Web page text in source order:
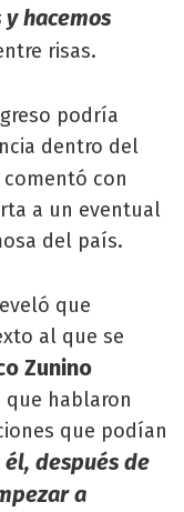
hacemos
risas.
podría
dentro del
comentó con
a un eventual
del país.
que
al que se
Zunino
que hablaron
que podían
él, después de
a